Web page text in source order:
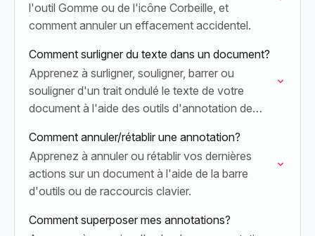
l'outil Gomme ou de l'icône Corbeille, et
comment annuler un effacement accidentel.
Comment surligner du texte dans un document?
Apprenez à surligner, souligner, barrer ou
souligner d'un trait ondulé le texte de votre
document à l'aide des outils d'annotation de
Comment annuler/rétablir une annotation?
Apprenez à annuler ou rétablir vos dernières
actions sur un document à l'aide de la barre
d'outils ou de raccourcis clavier.
Comment superposer mes annotations?